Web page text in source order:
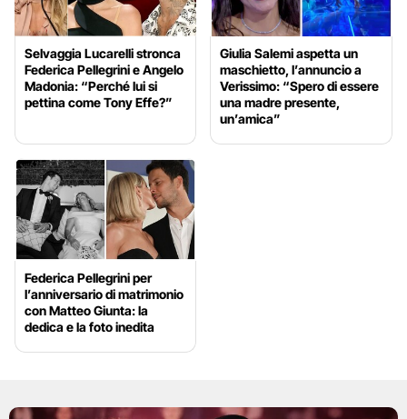
Selvaggia Lucarelli stronca
Federica Pellegrini e Angelo
Madonia: “Perché lui si
pettina come Tony Effe?”
Giulia Salemi aspetta un
maschietto, l’annuncio a
Verissimo: “Spero di essere
una madre presente,
un’amica”
Federica Pellegrini per
l’anniversario di matrimonio
con Matteo Giunta: la
dedica e la foto inedita